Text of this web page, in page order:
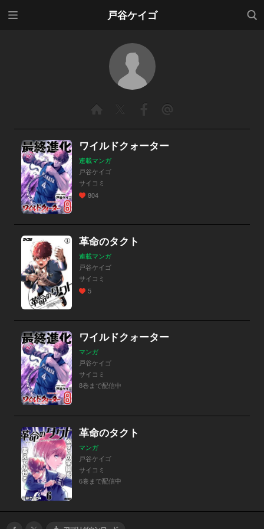
戸谷ケイゴ
検索
ワイルドクォーター
連載マンガ
戸谷ケイゴ
サイコミ
804
革命のタクト
連載マンガ
戸谷ケイゴ
サイコミ
5
ワイルドクォーター
マンガ
戸谷ケイゴ
サイコミ
8巻まで配信中
革命のタクト
マンガ
戸谷ケイゴ
サイコミ
6巻まで配信中